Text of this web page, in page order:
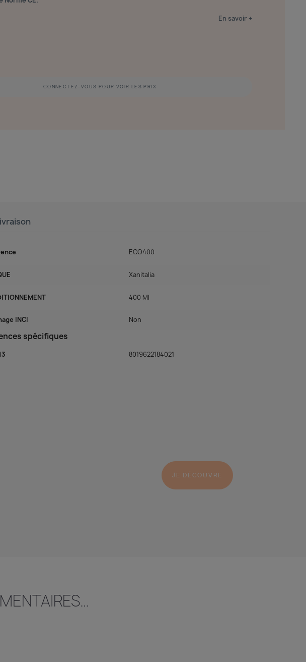
En savoir +
CONNECTEZ-VOUS POUR VOIR LES PRIX
ECO400
Xanitalia
400 Ml
INCI Non
spécifiques
8019622184021
JE DÉCOUVRE